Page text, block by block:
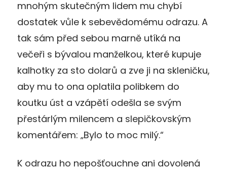
mnohým skutečným lidem mu chybí
dostatek vůle k sebevědomému odrazu. A
tak sám před sebou marně utíká na
večeři s bývalou manželkou, které kupuje
kalhotky za sto dolarů a zve ji na skleničku,
aby mu to ona oplatila polibkem do
koutku úst a vzápětí odešla se svým
přestárlým milencem a slepičkovským
komentářem: „Bylo to moc milý.“
K odrazu ho nepošťouchne ani dovolená